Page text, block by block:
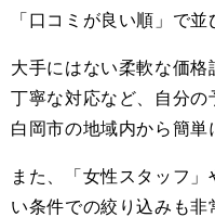
「口コミが良い順」で
大手にはない柔軟な価
丁寧な対応など、自分
白岡市の地域内から簡単
また、「女性スタッフ
い条件での絞り込みも非